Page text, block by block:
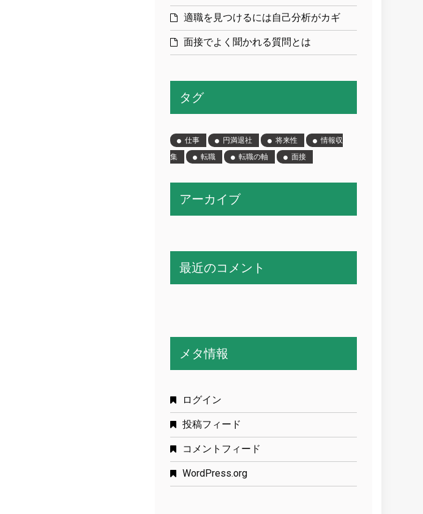
適職を見つけるには自己分析がカギ
面接でよく聞かれる質問とは
タグ
仕事 円満退社 将来性
情報収
集
転職 転職の軸 面接
アーカイブ
最近のコメント
メタ情報
ログイン
投稿フィード
コメントフィード
WordPress.org